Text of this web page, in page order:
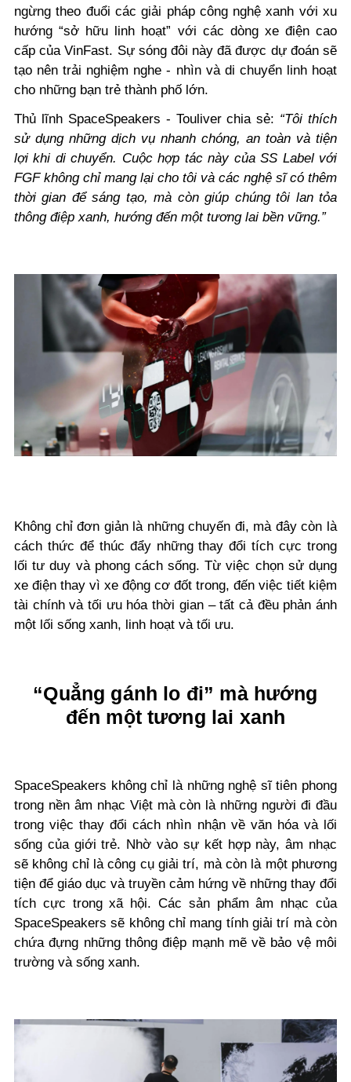
ngừng theo đuổi các giải pháp công nghệ xanh với xu
hướng “sở hữu linh hoạt” với các dòng xe điện cao
cấp của VinFast. Sự sóng đôi này đã được dự đoán sẽ
tạo nên trải nghiệm nghe - nhìn và di chuyển linh hoạt
cho những bạn trẻ thành phố lớn.
Thủ lĩnh SpaceSpeakers - Touliver chia sẻ: “Tôi thích
sử dụng những dịch vụ nhanh chóng, an toàn và tiện
lợi khi di chuyển. Cuộc hợp tác này của SS Label với
FGF không chỉ mang lại cho tôi và các nghệ sĩ có thêm
thời gian để sáng tạo, mà còn giúp chúng tôi lan tỏa
thông điệp xanh, hướng đến một tương lai bền vững.”
Không chỉ đơn giản là những chuyến đi, mà đây còn là
cách thức để thúc đẩy những thay đổi tích cực trong
lối tư duy và phong cách sống. Từ việc chọn sử dụng
xe điện thay vì xe động cơ đốt trong, đến việc tiết kiệm
tài chính và tối ưu hóa thời gian – tất cả đều phản ánh
một lối sống xanh, linh hoạt và tối ưu.
“Quẳng gánh lo đi” mà hướng
đến một tương lai xanh
SpaceSpeakers không chỉ là những nghệ sĩ tiên phong
trong nền âm nhạc Việt mà còn là những người đi đầu
trong việc thay đổi cách nhìn nhận về văn hóa và lối
sống của giới trẻ. Nhờ vào sự kết hợp này, âm nhạc
sẽ không chỉ là công cụ giải trí, mà còn là một phương
tiện để giáo dục và truyền cảm hứng về những thay đổi
tích cực trong xã hội. Các sản phẩm âm nhạc của
SpaceSpeakers sẽ không chỉ mang tính giải trí mà còn
chứa đựng những thông điệp mạnh mẽ về bảo vệ môi
trường và sống xanh.